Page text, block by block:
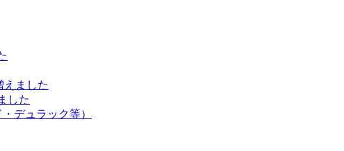
えました
した
デュラック等）